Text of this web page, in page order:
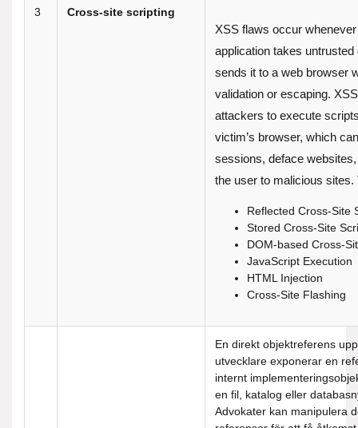
3 Cross-site scripting
XSS flaws occur
application takes untrusted
sends it to a web browser
validation or escaping.
attackers to execute
victim’s browser, which
sessions, deface
the user to malicious sites.
Reflected Cross-Site
Stored Cross-Site
DOM-based Cross-
JavaScript Execution
HTML Injection
Cross-Site Flashing
En direkt objektreferens
utvecklare exponerar en
internt
en fil, katalog eller
Advokater kan manipulera